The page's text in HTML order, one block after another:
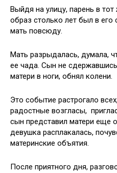
Выйдя на улицу, парень в
образ столько лет был в его
мать повсюду.
Мать разрыдалась, думала,
ее чада. Сын не
матери в ноги, обнял колени.
Это событие растрогало
радостные возгласы,
сын представил матери еще
девушка расплакалась,
материнские объятия.
После приятного дня,